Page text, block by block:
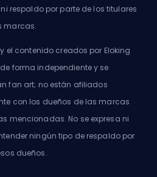
respaldo por parte de los titulares
marcas.
y el contenido creados por Eloking
forma independiente y se
fan art; no están afiliados
con los dueños de las marcas
mencionadas. No se expresa ni
ningún tipo de respaldo por
dueños.